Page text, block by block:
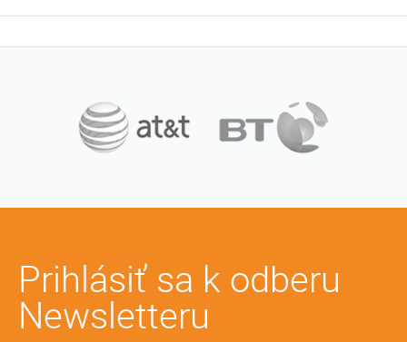
Prihlásiť sa k odberu
Newsletteru